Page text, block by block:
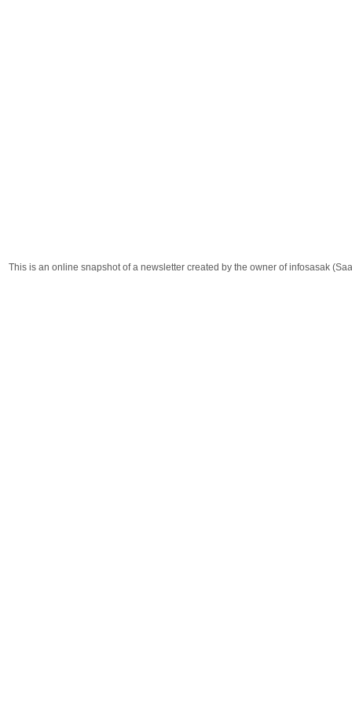
This is an online snapshot of a newsletter created by the owner of infosasak